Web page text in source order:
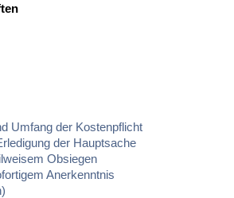
Umfang der Kostenpflicht
der Hauptsache
Obsiegen
Anerkenntnis